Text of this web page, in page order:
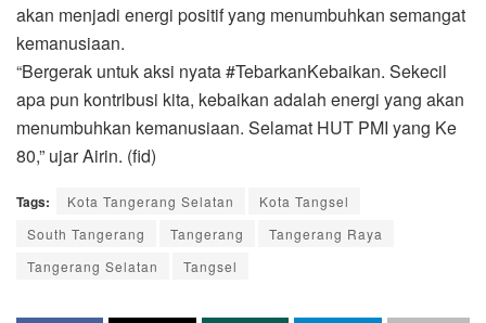
akan menjadi energi positif yang menumbuhkan semangat
kemanusiaan.
“Bergerak untuk aksi nyata #TebarkanKebaikan. Sekecil
apa pun kontribusi kita, kebaikan adalah energi yang akan
menumbuhkan kemanusiaan. Selamat HUT PMI yang Ke
80,” ujar Airin. (fid)
Tags: Kota Tangerang Selatan
Kota Tangsel
South Tangerang
Tangerang
Tangerang Raya
Tangerang Selatan
Tangsel